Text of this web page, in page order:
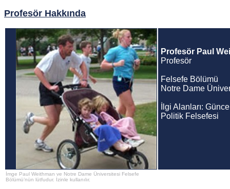
Profesör Hakkında
Profesör Paul
Profesör
Felsefe Bölümü
Notre Dame
İlgi Alanları:
Politik Felsefesi
İmge Paul Weithman ve Notre Dame Üniversitesi Felsefe
Bölümü’nün lütfudur. İzinle kullanılır.